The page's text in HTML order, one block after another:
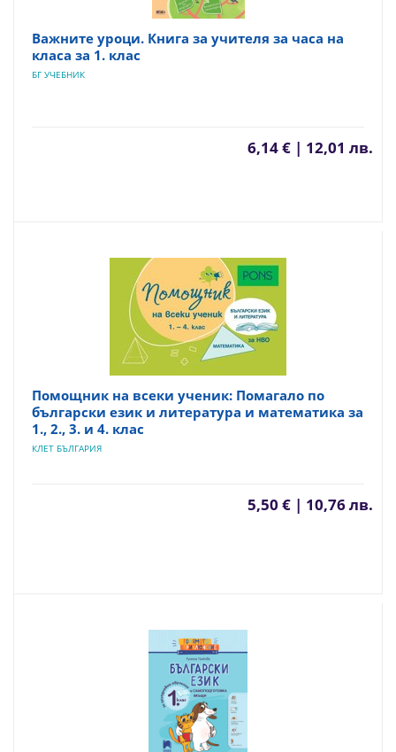
Важните уроци. Книга за учителя за часа на
класа за 1. клас
БГ УЧЕБНИК
6,14 € | 12,01 лв.
Помощник на всеки ученик: Помагало по
български език и литература и математика за
1., 2., 3. и 4. клас
КЛЕТ БЪЛГАРИЯ
5,50 € | 10,76 лв.